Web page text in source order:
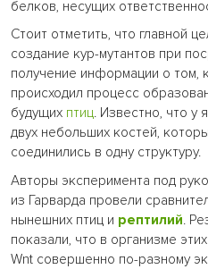
белков, несущих
Стоит отметить, что главной
создание кур-мутантов при
получение информации о том,
происходил процесс
будущих птиц. Известно, что у
двух небольших костей,
соединились в одну структуру.
Авторы эксперимента под
из Гарварда провели
нынешних птиц и рептилий.
показали, что в организме
Wnt совершенно по-разному